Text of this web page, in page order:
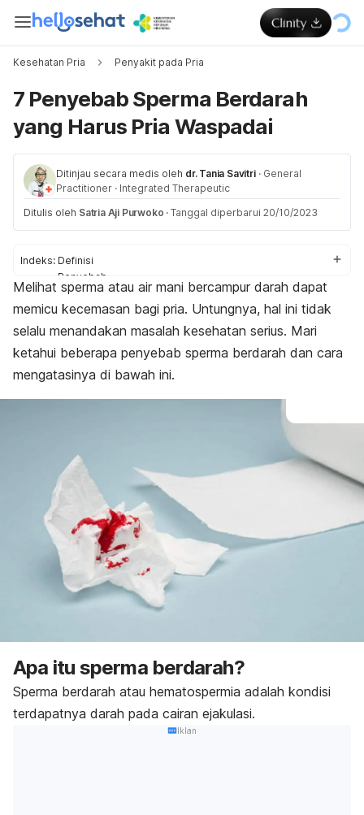
Kesehatan Pria Penyakit pada Pria
7 Penyebab Sperma Berdarah
yang Harus Pria Waspadai
Ditinjau secara medis oleh dr. Tania Savitri · General
Practitioner · Integrated Therapeutic
Ditulis oleh Satria Aji Purwoko · Tanggal diperbarui 20/10/2023
Indeks: Definisi
Penyebab
Cara mengatasi
Melihat sperma atau air mani bercampur darah dapat
memicu kecemasan bagi pria. Untungnya, hal ini tidak
selalu menandakan masalah kesehatan serius. Mari
ketahui beberapa penyebab sperma berdarah dan cara
mengatasinya di bawah ini.
Apa itu sperma berdarah?
Sperma berdarah atau hematospermia adalah kondisi
terdapatnya darah pada cairan ejakulasi.
Iklan